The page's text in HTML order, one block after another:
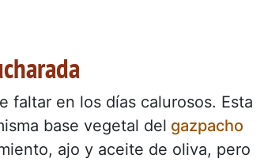
faltar en los días calurosos. Esta
base vegetal del gazpacho
ajo y aceite de oliva, pero